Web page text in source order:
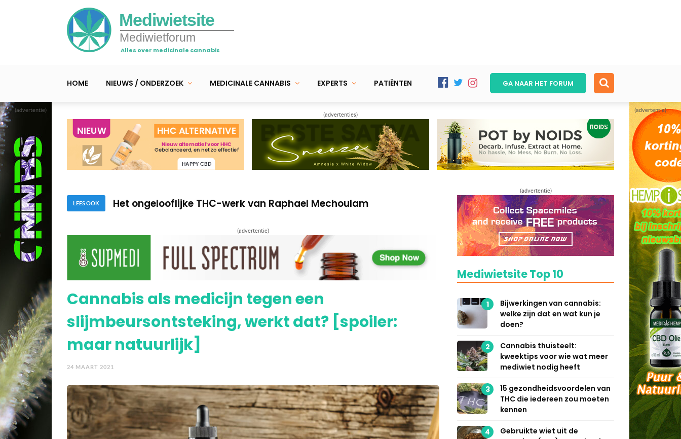
(advertentie) (advertentie)
Mediwietsite
Mediwietforum
Alles over medicinale cannabis
HOME NIEUWS / ONDERZOEK MEDICINALE CANNABIS EXPERTS PATIËNTEN GA NAAR HET FORUM
(advertenties)
LEES OOK
5 cannabis feiten die elke mediwiet gebruiker zou moeten kennen
Mediwiet en het belang van CB2-receptoren
Mediwiet en het belang van CB2-receptoren
(advertentie)
Cannabis als medicijn tegen een
slijmbeursontsteking, werkt dat? [spoiler:
maar natuurlijk]
24 MAART 2021
(advertentie)
Mediwietsite Top 10
1
Bijwerkingen van cannabis:
welke zijn dat en wat kun je
doen?
2
Cannabis thuisteelt:
kweektips voor wie wat meer
mediwiet nodig heeft
3
15 gezondheidsvoordelen van
THC die iedereen zou moeten
kennen
4
Gebruikte wiet uit de